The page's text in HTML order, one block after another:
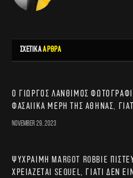
ΣΧΕΤΙΚΑΑΡΘΡΑ
Ο Γιώργος Λάνθιμος
φασαίικα μέρη της Αθήνας,
November 29, 2023
Ψύχραιμη Margot Robbie
χρειάζεται sequel, γιατί δεν